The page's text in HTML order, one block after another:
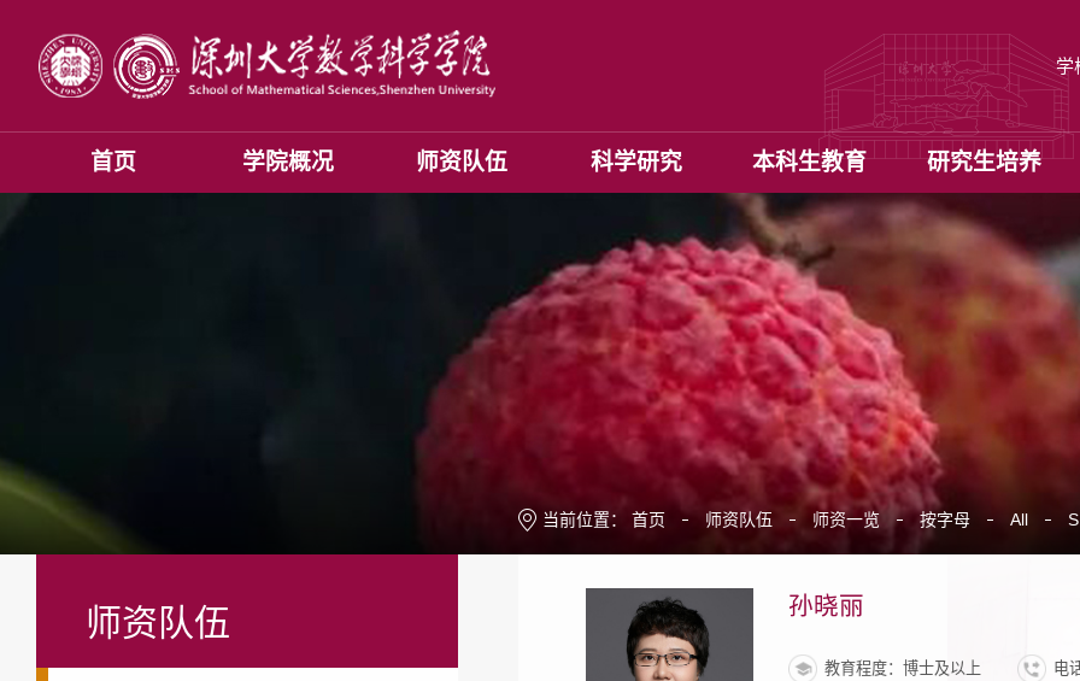
学
首页 学院概况 师资队伍 科学研究 本科生教育 研究生培养
师资队伍
当前位置： 首页 师资队伍 师资一览 按字母 All S
孙晓丽
教育程度：博士及以上 电